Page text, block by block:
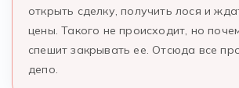
открыть сделку, получить лося и
цены. Такого не происходит, но
спешит закрывать ее. Отсюда все
депо.